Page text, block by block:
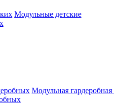
Модульные детские
Модульная